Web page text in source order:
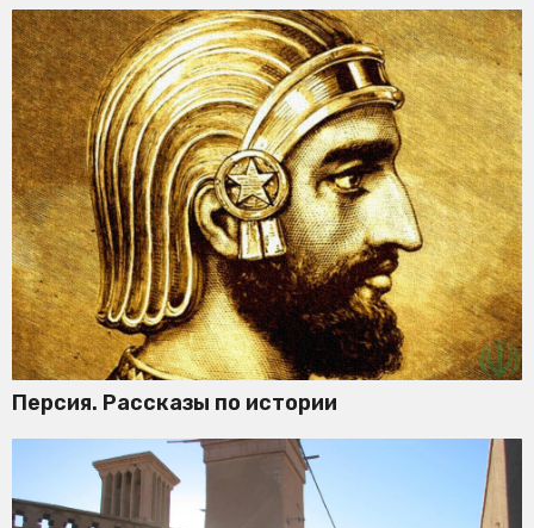
Персия. Рассказы по истории